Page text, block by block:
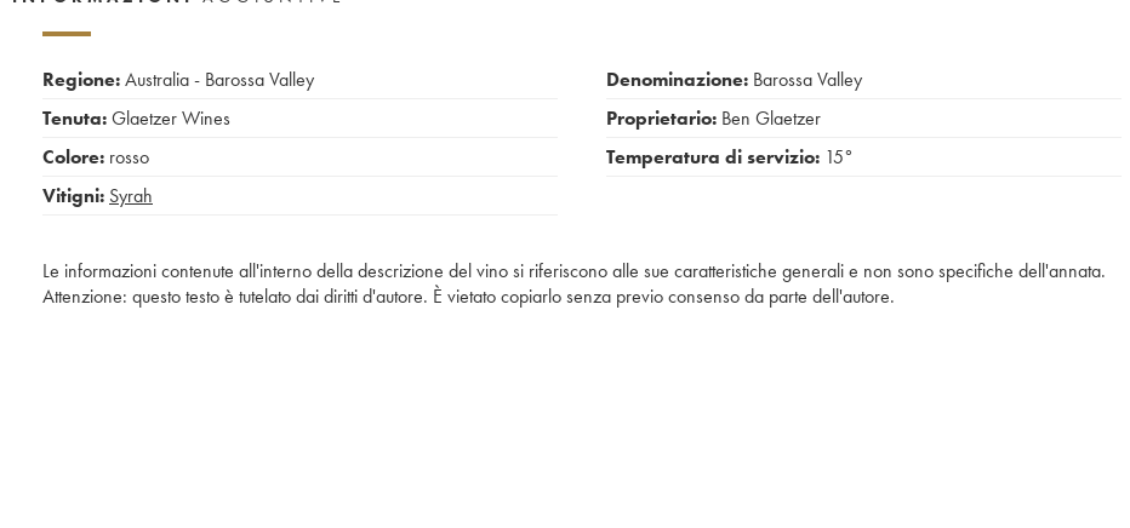
Regione:Australia - Barossa Valley
Tenuta:Glaetzer Wines
Colore: rosso
Vitigni: Syrah
Denominazione: Barossa Valley
Proprietario: Ben Glaetzer
Temperatura di servizio: 15°
Le informazioni contenute all'interno della descrizione del vino si riferiscono alle sue caratteristiche generali e non sono specifiche dell'annata.
Attenzione: questo testo è tutelato dai diritti d'autore. È vietato copiarlo senza previo consenso da parte dell'autore.